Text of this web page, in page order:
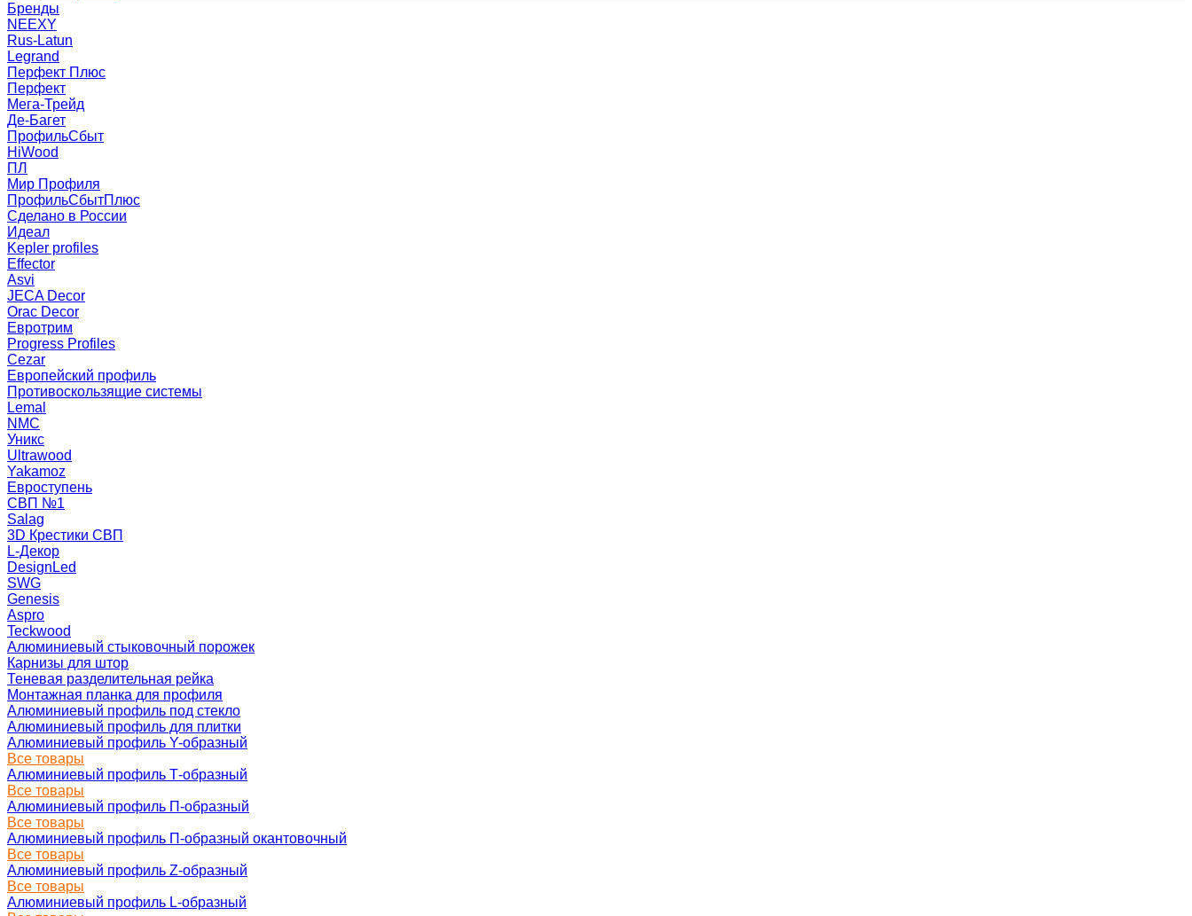
Бренды
NEEXY
Rus-Latun
Legrand
Перфект Плюс
Перфект
Мега-Трейд
Де-Багет
ПрофильСбыт
HiWood
ПЛ
Мир Профиля
ПрофильСбытПлюс
Сделано в России
Идеал
Kepler profiles
Effector
Asvi
JECA Decor
Orac Decor
Евротрим
Progress Profiles
Cezar
Европейский профиль
Противоскользящие системы
Lemal
NMC
Уникс
Ultrawood
Yakamoz
Евроступень
СВП №1
Salag
3D Крестики СВП
L-Декор
DesignLed
SWG
Genesis
Aspro
Teckwood
Алюминиевый стыковочный порожек
Карнизы для штор
Теневая разделительная рейка
Монтажная планка для профиля
Алюминиевый профиль под стекло
Алюминиевый профиль для плитки
Алюминиевый профиль Y-образный
Все товары
Алюминиевый профиль Т-образный
Все товары
Алюминиевый профиль П-образный
Все товары
Алюминиевый профиль П-образный окантовочный
Все товары
Алюминиевый профиль Z-образный
Все товары
Алюминиевый профиль L-образный